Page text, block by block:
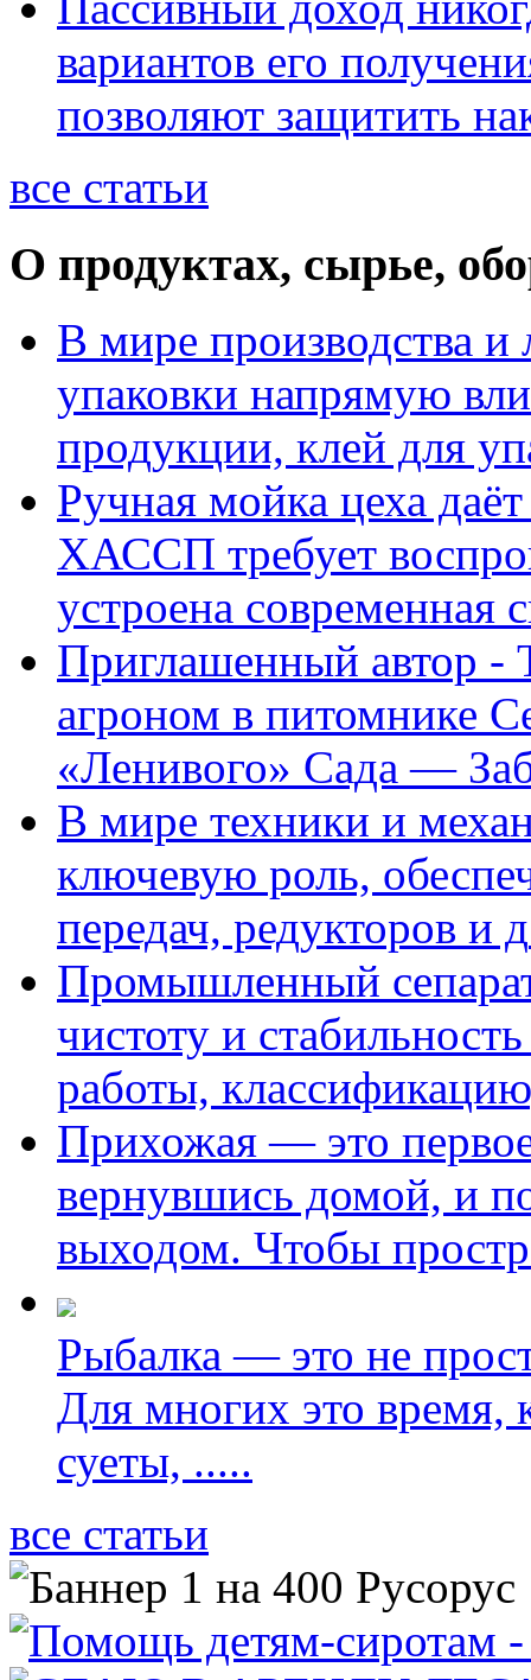
вариантов его
позволяют защитить
все статьи
О продуктах, сырье,
В мире производства и
упаковки напрямую
продукции, клей для
Ручная мойка цеха
ХАССП требует
устроена современная
Приглашенный автор -
агроном в питомнике
«Ленивого» Сада —
В мире техники и
ключевую роль,
передач, редукторов и д
Промышленный
чистоту и
работы,
Прихожая — это
вернувшись домой, и
выходом. Чтобы
Рыбалка — это не
Для многих это время,
суеты, .....
все статьи